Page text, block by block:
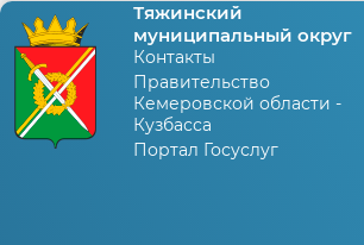
Тяжинский
муниципальный округ
Контакты
Правительство
Кемеровской области -
Кузбасса
Портал Госуслуг